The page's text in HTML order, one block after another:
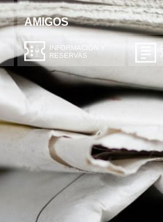
AMIGOS
INFORMACIÓN Y
RESERVAS